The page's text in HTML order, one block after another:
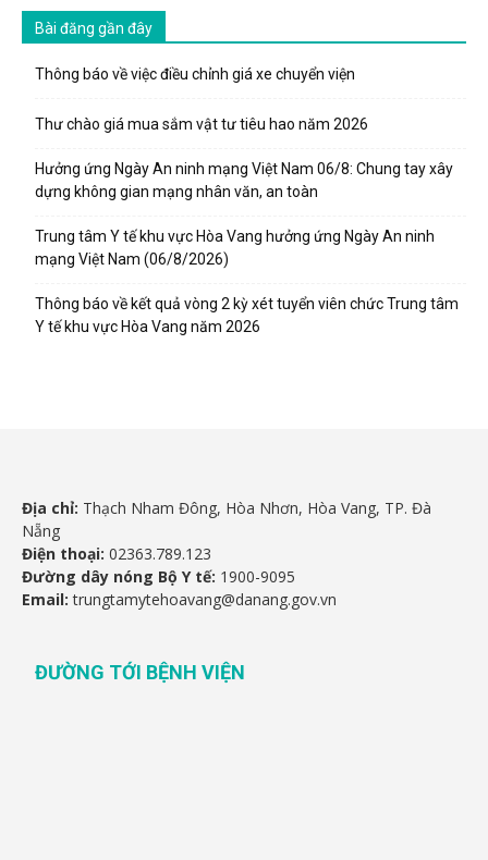
Bài đăng gần đây
Thông báo về việc điều chỉnh giá xe chuyển viện
Thư chào giá mua sắm vật tư tiêu hao năm 2026
Hưởng ứng Ngày An ninh mạng Việt Nam 06/8: Chung tay xây
dựng không gian mạng nhân văn, an toàn
Trung tâm Y tế khu vực Hòa Vang hưởng ứng Ngày An ninh
mạng Việt Nam (06/8/2026)
Thông báo về kết quả vòng 2 kỳ xét tuyển viên chức Trung tâm
Y tế khu vực Hòa Vang năm 2026
Địa chỉ: Thạch Nham Đông, Hòa Nhơn, Hòa Vang, TP. Đà
Nẵng
Điện thoại: 02363.789.123
Đường dây nóng Bộ Y tế: 1900-9095
Email: trungtamytehoavang@danang.gov.vn
ĐƯỜNG TỚI BỆNH VIỆN